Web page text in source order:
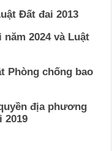
Đất đai 2013
2024 và Luật
Phòng chống bao
địa phương
2019